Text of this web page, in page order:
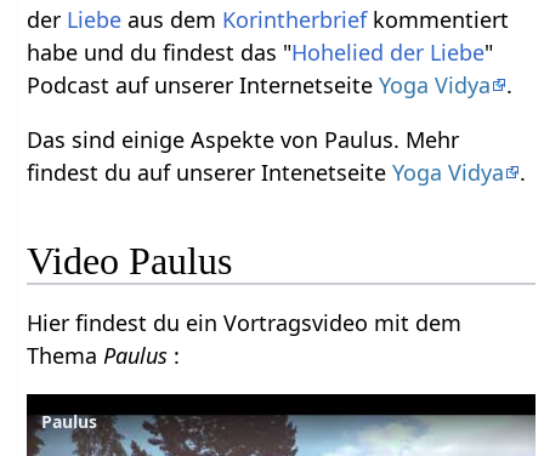
der Liebe aus dem Korintherbriefkommentiert
habe und du findest das "Hohelied der Liebe"
Podcast auf unserer InternetseiteYoga Vidya
.
Das sind einige Aspekte von Paulus. Mehr
findest du auf unserer IntenetseiteYoga Vidya .
Video Paulus
Hier findest du ein Vortragsvideo mit dem
ThemaPaulus :
Paulus